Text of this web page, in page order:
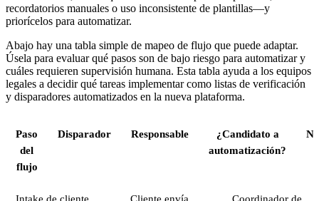
recordatorios manuales o uso inconsistente de plantillas—y
priorícelos para automatizar.
Abajo hay una tabla simple de mapeo de flujo que puede adaptar.
Úsela para evaluar qué pasos son de bajo riesgo para automatizar y
cuáles requieren supervisión humana. Esta tabla ayuda a los equipos
legales a decidir qué tareas implementar como listas de verificación
y disparadores automatizados en la nueva plataforma.
Paso
del
flujo
Disparador Responsable
¿Candidato a
automatización?
Intake de cliente
Cliente envía
Coordinador de